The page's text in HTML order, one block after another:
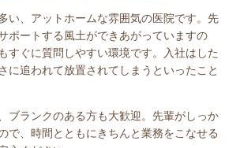
い、アットホームな雰囲気の医院です。先
ポートする風土ができあがっていますの
すぐに質問しやすい環境です。入社はした
に追われて放置されてしまうといったこと
ブランクのある方も大歓迎。先輩がしっか
で、時間とともにきちんと業務をこなせる